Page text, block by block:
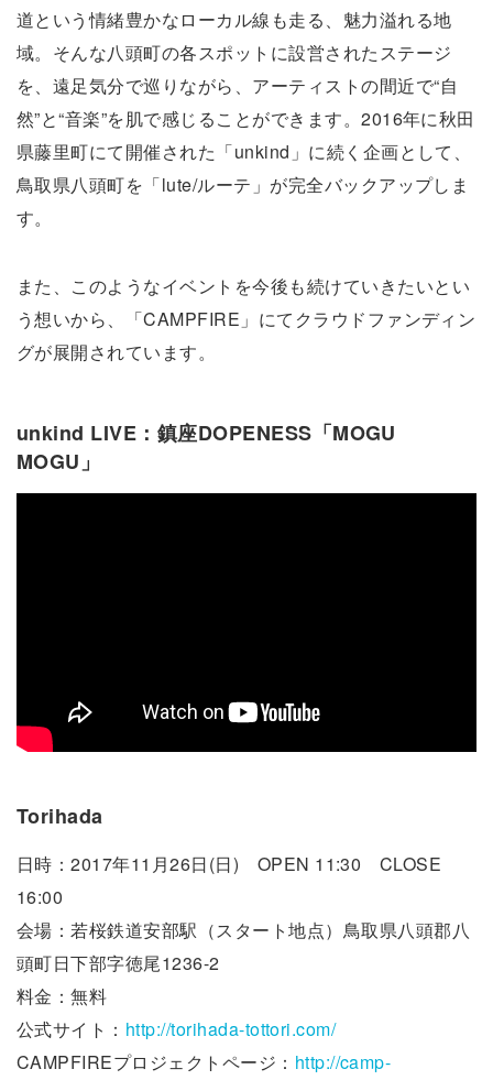
道という情緒豊かなローカル線も走る、魅力溢れる地
域。そんな八頭町の各スポットに設営されたステージ
を、遠足気分で巡りながら、アーティストの間近で“自
然”と“音楽”を肌で感じることができます。2016年に秋田
県藤里町にて開催された「unkind」に続く企画として、
鳥取県八頭町を「lute/ルーテ」が完全バックアップしま
す。
また、このようなイベントを今後も続けていきたいとい
う想いから、「CAMPFIRE」にてクラウドファンディン
グが展開されています。
unkind LIVE：鎮座DOPENESS「MOGU
MOGU」
Torihada
日時：2017年11月26日(日) OPEN 11:30 CLOSE
16:00
会場：若桜鉄道安部駅（スタート地点）鳥取県八頭郡八
頭町日下部字徳尾1236-2
料金：無料
公式サイト： http://torihada-tottori.com/
CAMPFIREプロジェクトページ： http://camp-